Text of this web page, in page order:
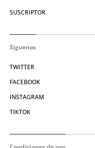
SUSCRIPTOR
Síguenos
TWITTER
FACEBOOK
INSTAGRAM
TIKTOK